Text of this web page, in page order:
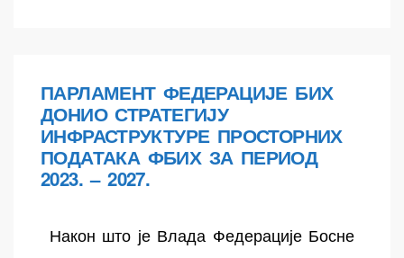
ПАРЛАМЕНТ ФЕДЕРАЦИЈЕ БИХ
ДОНИО СТРАТЕГИЈУ
ИНФРАСТРУКТУРЕ ПРОСТОРНИХ
ПОДАТАКА ФБИХ ЗА ПЕРИОД
2023. – 2027.
Након што је Влада Федерације Босне